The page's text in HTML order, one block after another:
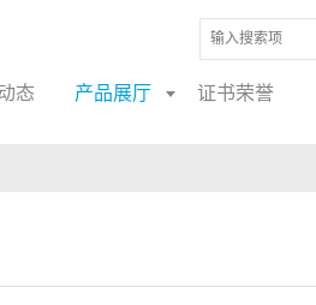
态 产品展厅 证书荣誉